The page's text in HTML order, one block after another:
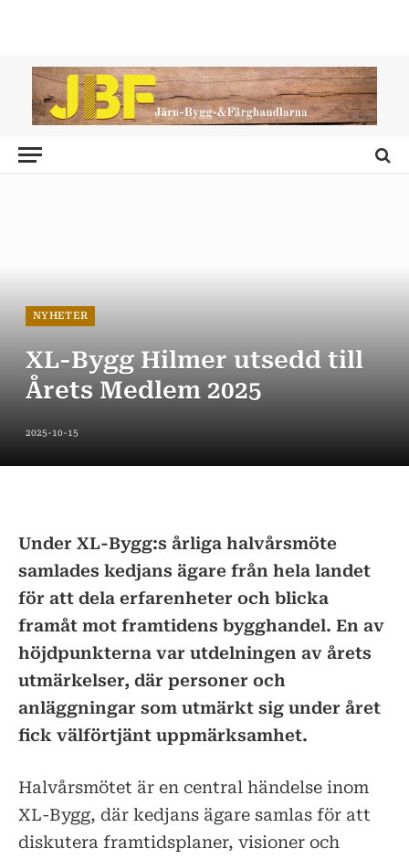
NYHETER
XL-Bygg Hilmer utsedd till
Årets Medlem 2025
2025-10-15
Under XL-Bygg:s årliga halvårsmöte
samlades kedjans ägare från hela landet
för att dela erfarenheter och blicka
framåt mot framtidens bygghandel. En av
höjdpunkterna var utdelningen av årets
utmärkelser, där personer och
anläggningar som utmärkt sig under året
fick välförtjänt uppmärksamhet.
Halvårsmötet är en central händelse inom
XL-Bygg, där kedjans ägare samlas för att
diskutera framtidsplaner, visioner och